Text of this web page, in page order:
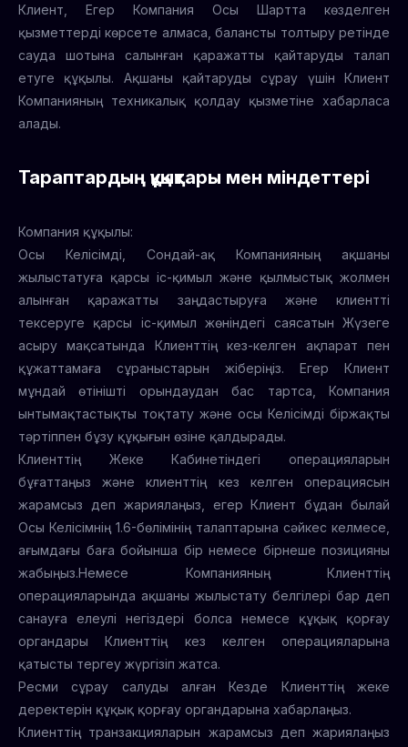
Клиент, Егер Компания Осы Шартта көзделген
қызметтерді көрсете алмаса, балансты толтыру ретінде
сауда шотына салынған қаражатты қайтаруды талап
етуге құқылы. Ақшаны қайтаруды сұрау үшін Клиент
Компанияның техникалық қолдау қызметіне хабарласа
алады.
Тараптардың құқықтары мен міндеттері
Компания құқылы:
Осы Келісімді, Сондай-ақ Компанияның ақшаны
жылыстатуға қарсы іс-қимыл және қылмыстық жолмен
алынған қаражатты заңдастыруға және клиентті
тексеруге қарсы іс-қимыл жөніндегі саясатын Жүзеге
асыру мақсатында Клиенттің кез-келген ақпарат пен
құжаттамаға сұраныстарын жіберіңіз. Егер Клиент
мұндай өтінішті орындаудан бас тартса, Компания
ынтымақтастықты тоқтату және осы Келісімді біржақты
тәртіппен бұзу құқығын өзіне қалдырады.
Клиенттің Жеке Кабинетіндегі операцияларын
бұғаттаңыз және клиенттің кез келген операциясын
жарамсыз деп жариялаңыз, егер Клиент бұдан былай
Осы Келісімнің 1.6-бөлімінің талаптарына сәйкес келмесе,
ағымдағы баға бойынша бір немесе бірнеше позицияны
жабыңыз.Немесе Компанияның Клиенттің
операцияларында ақшаны жылыстату белгілері бар деп
санауға елеулі негіздері болса немесе құқық қорғау
органдары Клиенттің кез келген операцияларына
қатысты тергеу жүргізіп жатса.
Ресми сұрау салуды алған Кезде Клиенттің жеке
деректерін құқық қорғау органдарына хабарлаңыз.
Клиенттің транзакцияларын жарамсыз деп жариялаңыз